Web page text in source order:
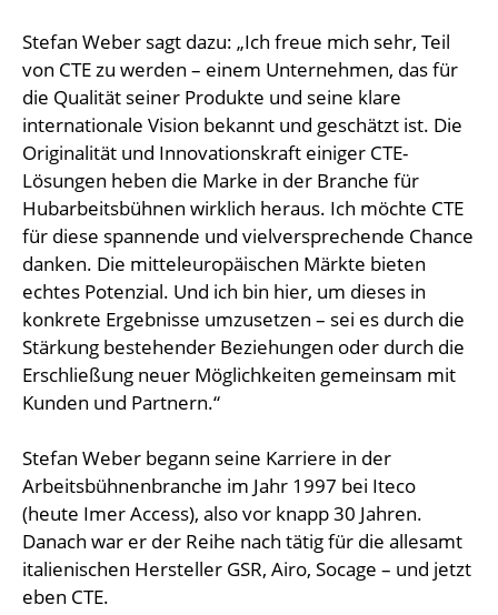
Stefan Weber sagt dazu: „Ich freue mich sehr, Teil
von CTE zu werden – einem Unternehmen, das für
die Qualität seiner Produkte und seine klare
internationale Vision bekannt und geschätzt ist. Die
Originalität und Innovationskraft einiger CTE-
Lösungen heben die Marke in der Branche für
Hubarbeitsbühnen wirklich heraus. Ich möchte CTE
für diese spannende und vielversprechende Chance
danken. Die mitteleuropäischen Märkte bieten
echtes Potenzial. Und ich bin hier, um dieses in
konkrete Ergebnisse umzusetzen – sei es durch die
Stärkung bestehender Beziehungen oder durch die
Erschließung neuer Möglichkeiten gemeinsam mit
Kunden und Partnern.“
Stefan Weber begann seine Karriere in der
Arbeitsbühnenbranche im Jahr 1997 bei Iteco
(heute Imer Access), also vor knapp 30 Jahren.
Danach war er der Reihe nach tätig für die allesamt
italienischen Hersteller GSR, Airo, Socage – und jetzt
eben CTE.